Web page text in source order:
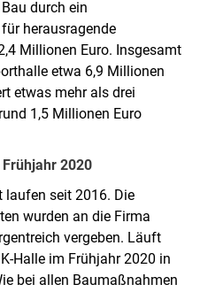
durch ein
herausragende
Millionen Euro. Insgesamt
etwa 6,9 Millionen
etwas mehr als drei
1,5 Millionen Euro
2020
laufen seit 2016. Die
wurden an die Firma
vergeben. Läuft
Halle im Frühjahr 2020 in
bei allen Baumaßnahmen